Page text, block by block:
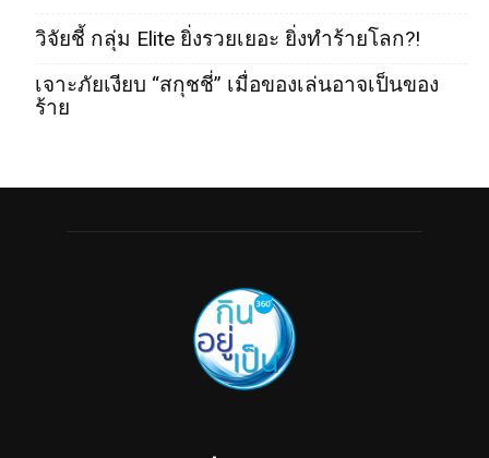
วิจัยชี้ กลุ่ม Elite ยิ่งรวยเยอะ ยิ่งทำร้ายโลก?!
เจาะภัยเงียบ “สกุชชี่” เมื่อของเล่นอาจเป็นของ
ร้าย